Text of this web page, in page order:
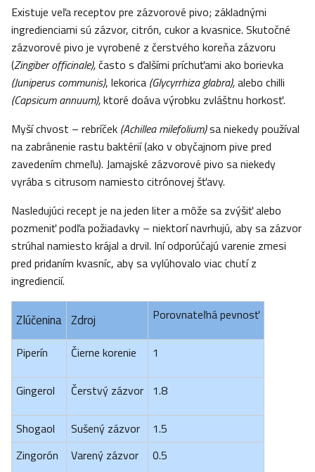
Existuje veľa receptov pre zázvorové pivo; základnými
ingredienciami sú zázvor, citrón, cukor a kvasnice. Skutočné
zázvorové pivo je vyrobené z čerstvého koreňa zázvoru
(Zingiber officinale),často s ďalšími príchuťami ako borievka
(Juniperus communis), lekorica (Glycyrrhiza glabra),alebo chilli
(Capsicum annuum),ktoré doáva výrobku zvláštnu horkosť.
Myší chvost – rebríček (Achillea milefolium)sa niekedy používal
na zabránenie rastu baktérií (ako v obyčajnom pive pred
zavedením chmeľu). Jamajské zázvorové pivo sa niekedy
vyrába s citrusom namiesto citrónovej šťavy.
Nasledujúci recept je na jeden liter a môže sa zvýšiť alebo
pozmeniť podľa požiadavky – niektorí navrhujú, aby sa zázvor
strúhal namiesto krájal a drvil. Iní odporúčajú varenie zmesi
pred pridaním kvasníc, aby sa vylúhovalo viac chutí z
ingrediencií.
Zlúčenina Zdroj Porovnateľná pevnosť
Piperín Čierne korenie 1
Gingerol Čerstvý zázvor 1.8
Shogaol Sušený zázvor
1.5
Zingorón
Varený zázvor 0.5